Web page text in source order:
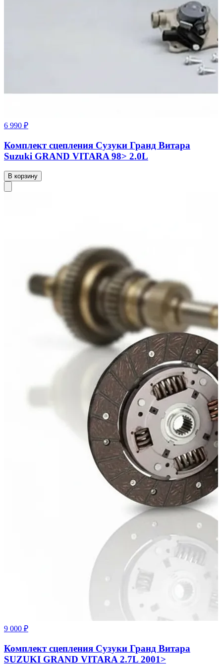
6 990 ₽
Комплект сцепления Сузуки Гранд Витара
Suzuki GRAND VITARA 98> 2.0L
В корзину
9 000 ₽
Комплект сцепления Сузуки Гранд Витара
SUZUKI GRAND VITARA 2.7L 2001>